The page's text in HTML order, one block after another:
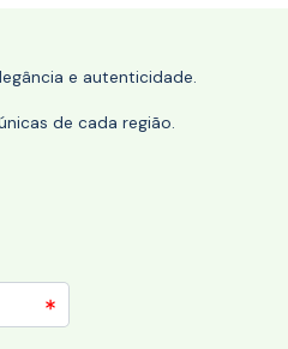
e autenticidade.
de cada região.